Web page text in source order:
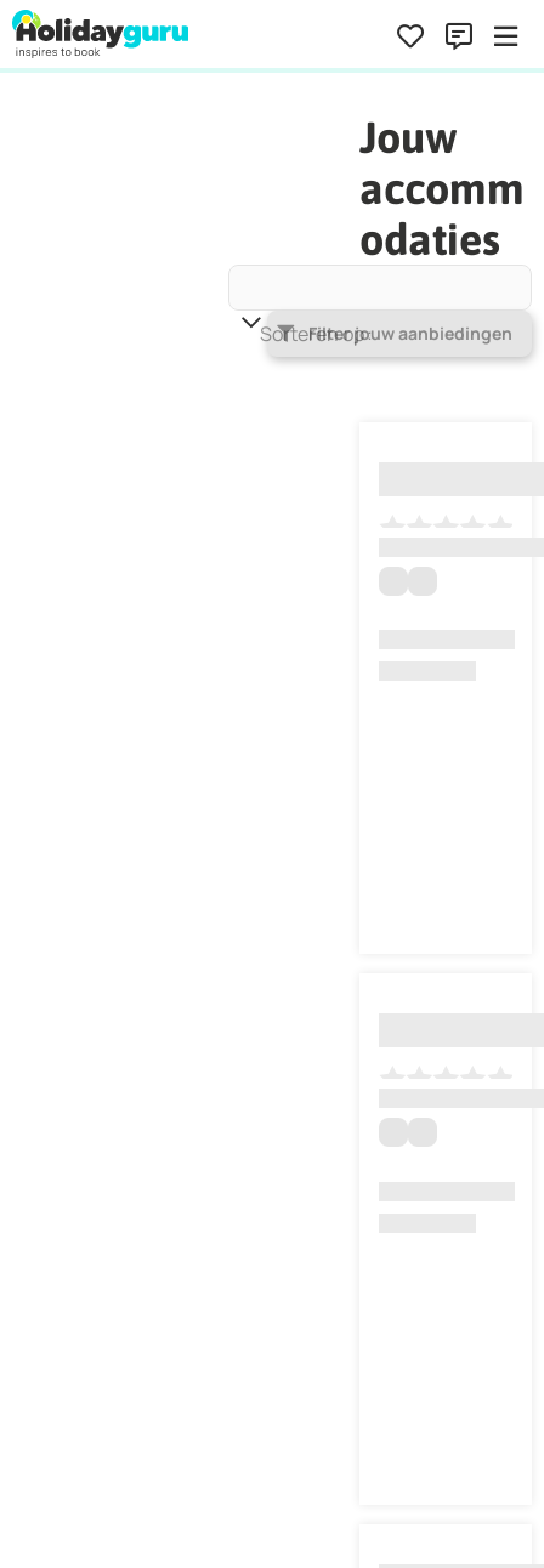
Jouw
accomm
odaties
Filter jouw aanbiedingen
Sorteren op Populariteit